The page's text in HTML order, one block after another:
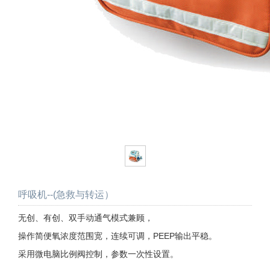
呼吸机--(急救与转运）
无创、有创、双手动通气模式兼顾，
操作简便氧浓度范围宽，连续可调，PEEP输出平稳。
采用微电脑比例阀控制，参数一次性设置。